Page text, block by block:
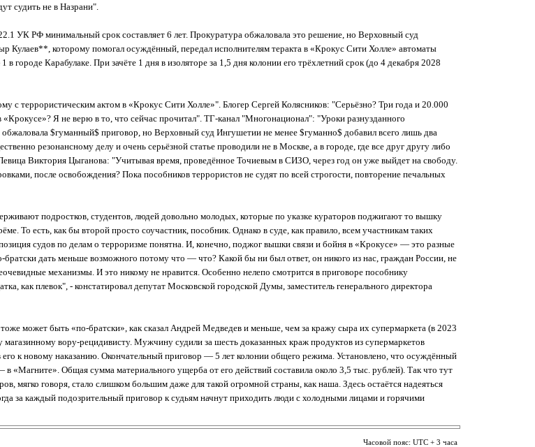
судить не в Назрани".
УК РФ минимальный срок составляет 6 лет. Прокуратура обжаловала это решение, но Верховный суд
Кулаев**, которому помогал осуждённый, передал исполнителям теракта в «Крокус Сити Холле» автоматы
Карабулаке. При зачёте 1 дня в изоляторе за 1,5 дня колонии его трёхлетний срок (до 4 декабря 2028
с террористическим актом в «Крокус Сити Холле»". Блогер Сергей Колясников: "Серьёзно? Три года и 20.000
Я не верю в то, что сейчас прочитал". ТГ-канал "Многонационал": "Уроки разнузданного
$гуманный$ приговор, но Верховный суд Ингушетии не менее $гуманно$ добавил всего лишь два
резонансному делу и очень серьёзной статье проводили не в Москве, а в городе, где все друг другу либо
Виктория Цыганова: "Учитывая время, проведённое Точиевым в СИЗО, через год он уже выйдет на свободу.
после освобождения? Пока пособников террористов не судят по всей строгости, повторение печальных
подростков, студентов, людей довольно молодых, которые по указке кураторов поджигают то вышку
То есть, как бы второй просто соучастник, пособник. Однако в суде, как правило, всем участникам таких
судов по делам о терроризме понятна. И, конечно, поджог вышки связи и бойня в «Крокусе» — это разные
дать меньше возможного потому что — что? Какой бы ни был ответ, он никого из нас, граждан России, не
механизмы. И это никому не нравится. Особенно нелепо смотрится в приговоре пособнику
как плевок", - констатировал депутат Московской городской Думы, заместитель генерального директора
может быть «по-братски», как сказал Андрей Медведев и меньше, чем за кражу сыра их супермаркета (в 2023
вору-рецидивисту. Мужчину судили за шесть доказанных краж продуктов из супермаркетов
к новому наказанию. Окончательный приговор — 5 лет колонии общего режима. Установлено, что осуждённый
«Магните». Общая сумма материального ущерба от его действий составила около 3,5 тыс. рублей). Так что тут
мягко говоря, стало слишком большим даже для такой огромной страны, как наша. Здесь остаётся надеяться
за каждый подозрительный приговор к судьям начнут приходить люди с холодными лицами и горячими
Часовой пояс: UTC + 3 часа